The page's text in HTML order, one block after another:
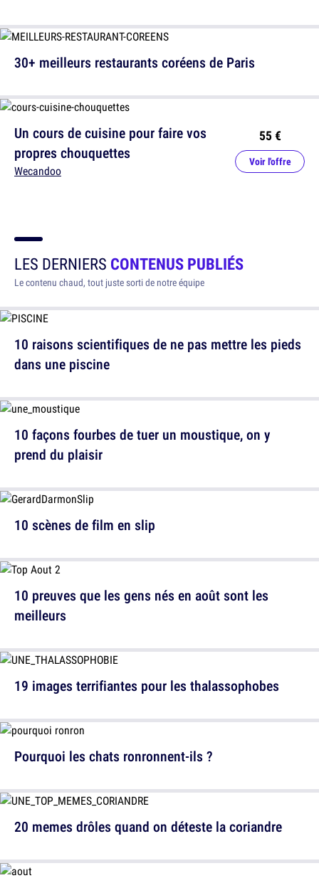
Un cours de cuisine pour faire vos
propres chouquettes
Wecandoo
55 €
Voir l'offre
30+ meilleurs restaurants coréens de Paris
LES DERNIERS CONTENUS PUBLIÉS
Le contenu chaud, tout juste sorti de notre équipe
10 raisons scientifiques de ne pas mettre les pieds
dans une piscine
10 scènes de film en slip
19 images terrifiantes pour les thalassophobes
20 memes drôles quand on déteste la coriandre
10 façons fourbes de tuer un moustique, on y
prend du plaisir
10 preuves que les gens nés en août sont les
meilleurs
Pourquoi les chats ronronnent-ils ?